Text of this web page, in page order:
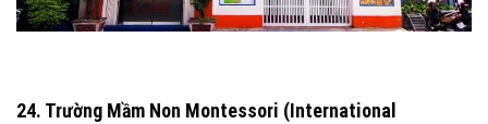
24. Trường Mầm Non Montessori (International